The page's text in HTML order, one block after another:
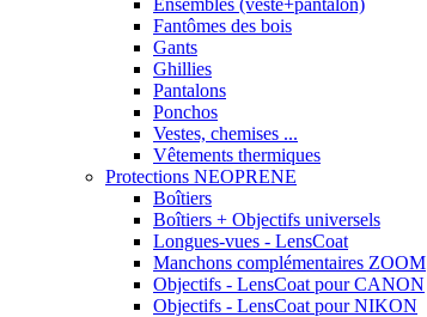
Ensembles (veste+pantalon)
Fantômes des bois
Gants
Ghillies
Pantalons
Ponchos
Vestes, chemises ...
Vêtements thermiques
Protections NEOPRENE
Boîtiers
Boîtiers + Objectifs universels
Longues-vues - LensCoat
Manchons complémentaires ZOOM
Objectifs - LensCoat pour CANON
Objectifs - LensCoat pour NIKON